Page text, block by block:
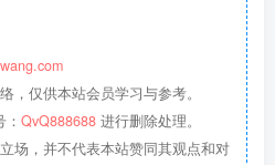
，仅供本站会员学习与参考。
QvQ888688 进行删除处理。
场，并不代表本站赞同其观点和对